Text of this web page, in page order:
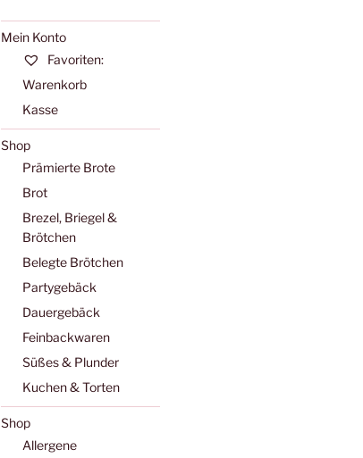
Mein Konto
Favoriten:
Warenkorb
Kasse
Shop
Prämierte Brote
Brot
Brezel, Briegel &
Brötchen
Belegte Brötchen
Partygebäck
Dauergebäck
Feinbackwaren
Süßes & Plunder
Kuchen & Torten
Shop
Allergene